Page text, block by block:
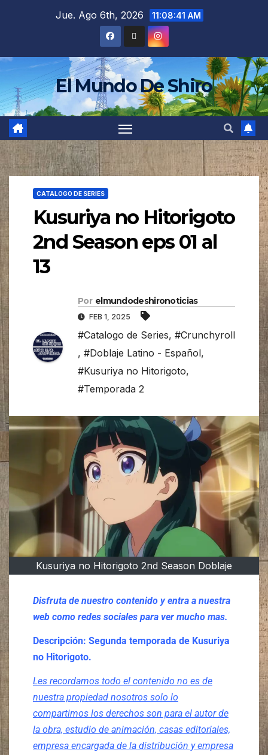
Jue. Ago 6th, 2026 11:08:43 AM
El Mundo De Shiro
CATALOGO DE SERIES
Kusuriya no Hitorigoto
2nd Season eps 01 al
13
Por elmundodeshironoticias
FEB 1, 2025
#Catalogo de Series, #Crunchyroll
, #Doblaje Latino - Español,
#Kusuriya no Hitorigoto,
#Temporada 2
Kusuriya no Hitorigoto 2nd Season Doblaje
Disfruta de nuestro contenido y entra a nuestra
web como redes sociales para ver mucho mas.
Descripción: Segunda temporada de Kusuriya
no Hitorigoto.
Les recordamos todo el contenido no es de
nuestra propiedad nosotros solo lo
compartimos los derechos son para el autor de
la obra, estudio de animación, casas editoriales,
empresa encargada de la distribución y empresa